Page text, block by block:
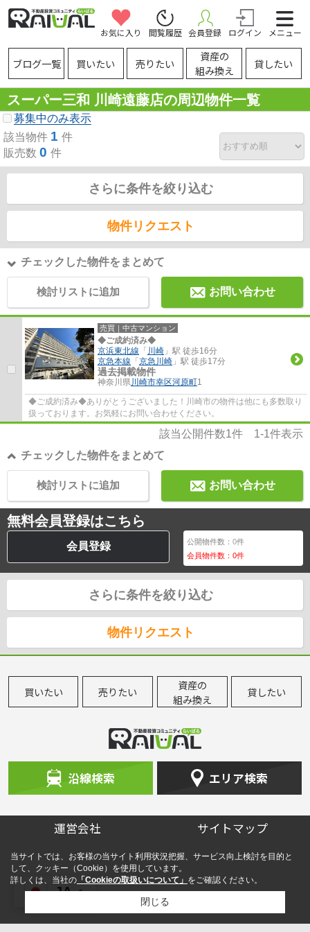
JA
お気に入り 閲覧履歴 会員登録 ログイン メニュー
ブログ一覧 買いたい 売りたい
資産の
組み換え
貸したい
スーパー三和 川崎遠藤店の周辺物件一覧
募集中のみ表示
該当物件 1 件
販売数 0 件
さらに条件を絞り込む
物件リクエスト
チェックした物件をまとめて
検討リストに追加 お問い合わせ
売買｜中古マンション
◆ご成約済み◆
京浜東北線 「 川崎 」駅 徒歩16分
京急本線 「京急川崎 」駅 徒歩17分
過去掲載物件
神奈川県 川崎市幸区河原町1
◆ご成約済み◆ありがとうございました！川崎市の物件は他にも多数取り
扱っております。お気軽にお問い合わせください。
該当公開件数1件 1-1件表示
チェックした物件をまとめて
お問い合わせ
検討リストに追加
無料会員登録はこちら
会員登録 公開物件数：0件
会員物件数：0件
さらに条件を絞り込む
物件リクエスト
買いたい 売りたい
資産の
組み換え
貸したい
沿線検索 エリア検索
運営会社 サイトマップ
当サイトでは、お客様の当サイト利用状況把握、サービス向上検討を目的と
して、クッキー（Cookie）を使用しています。
詳しくは、当社の 「Cookieの取扱いについて」 をご確認ください。
閉じる